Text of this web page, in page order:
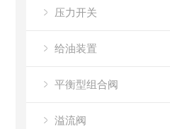
压力开关
给油装置
平衡型组合阀
溢流阀